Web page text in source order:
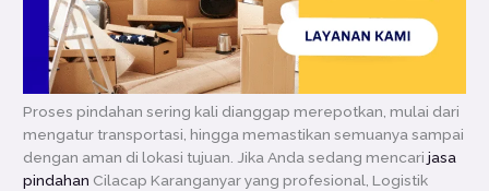
Proses pindahan sering kali dianggap merepotkan, mulai dari
mengatur transportasi, hingga memastikan semuanya sampai
dengan aman di lokasi tujuan. Jika Anda sedang mencarijasa
pindahan Cilacap Karanganyar yang profesional, Logistik